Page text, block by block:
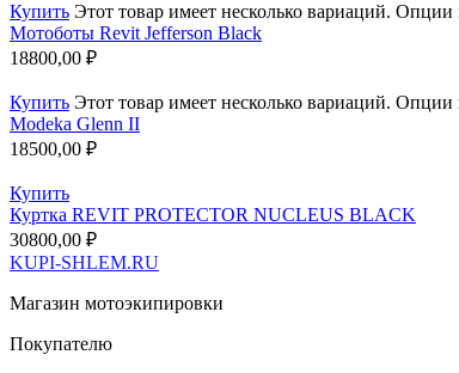
Купить Этот товар имеет несколько вариаций.
Мотоботы Revit Jefferson Black
18800,00 ₽
Купить Этот товар имеет несколько вариаций.
Modeka Glenn II
18500,00 ₽
Купить
Куртка REVIT PROTECTOR NUCLEUS BLACK
30800,00 ₽
KUPI-SHLEM.RU
Магазин мотоэкипировки
Покупателю